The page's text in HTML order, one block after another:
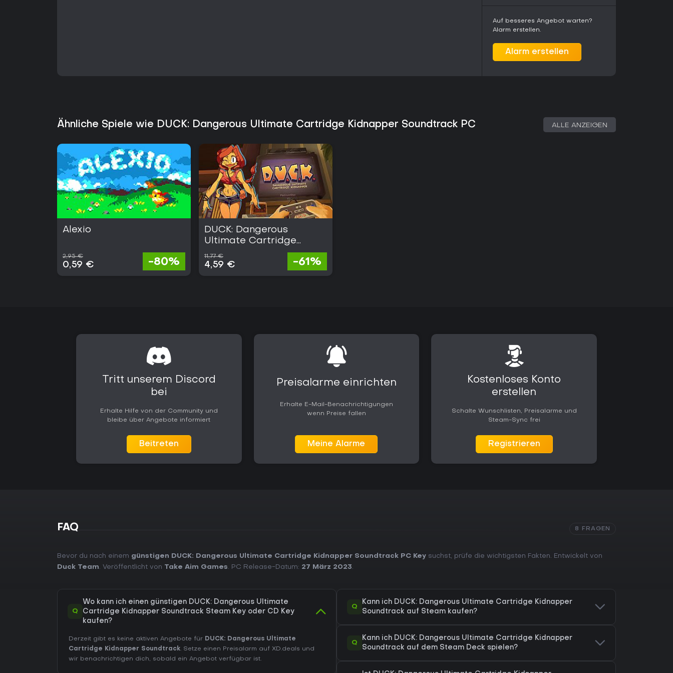
Auf besseres Angebot warten?
Alarm erstellen.
Alarm erstellen
Ähnliche Spiele wie DUCK: Dangerous Ultimate Cartridge Kidnapper Soundtrack PC ALLE ANZEIGEN
Alexio
2,95 €
0,59 € -80%
DUCK: Dangerous
Ultimate Cartridge
Kidnapper
11,77 €
4,59 € -61%
Tritt unserem Discord
bei
Erhalte Hilfe von der Community und
bleibe über Angebote informiert
Beitreten
Preisalarme einrichten
Erhalte E-Mail-Benachrichtigungen
wenn Preise fallen
Meine Alarme
Kostenloses Konto
erstellen
Schalte Wunschlisten, Preisalarme und
Steam-Sync frei
Registrieren
FAQ 8 FRAGEN
Bevor du nach einem günstigen DUCK: Dangerous Ultimate Cartridge Kidnapper Soundtrack PC Key suchst, prüfe die wichtigsten Fakten. Entwickelt von
Duck Team. Veröffentlicht von Take Aim Games. PC Release-Datum: 27 März 2023.
Q
Wo kann ich einen günstigen DUCK: Dangerous Ultimate
Cartridge Kidnapper Soundtrack Steam Key oder CD Key
kaufen?
Derzeit gibt es keine aktiven Angebote für DUCK: Dangerous Ultimate
Cartridge Kidnapper Soundtrack. Setze einen Preisalarm auf XD.deals und
wir benachrichtigen dich, sobald ein Angebot verfügbar ist.
Q
Kann ich DUCK: Dangerous Ultimate Cartridge Kidnapper
Soundtrack auf Steam kaufen?
Q
Kann ich DUCK: Dangerous Ultimate Cartridge Kidnapper
Soundtrack auf dem Steam Deck spielen?